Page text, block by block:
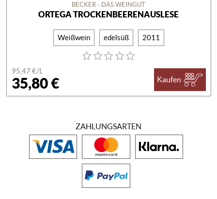
BECKER - DAS WEINGUT
ORTEGA TROCKENBEERENAUSLESE
Weißwein edelsüß 2011
95,47 €/L
35,80 € Kaufen
ZAHLUNGSARTEN